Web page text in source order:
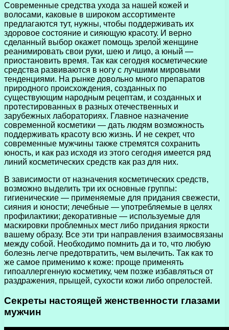
Современные средства ухода за нашей кожей и
волосами, каковые в широком ассортименте
предлагаются тут, нужны, чтобы поддерживать их
здоровое состояние и сияющую красоту. И верно
сделанный выбор окажет помощь зрелой женщине
реанимировать свои руки, шею и лицо, а юный —
приостановить время. Так как сегодня косметические
средства развиваются в ногу с лучшими мировыми
тенденциями. На рынке довольно много препаратов
природного происхождения, созданных по
существующим народным рецептам, и созданных и
протестированных в разных отечественных и
зарубежных лабораториях. Главное назначение
современной косметики — дать людям возможность
поддерживать красоту всю жизнь. И не секрет, что
современные мужчины также стремятся сохранить
юность, и как раз исходя из этого сегодня имеется ряд
линий косметических средств как раз для них.
В зависимости от назначения косметических средств,
возможно выделить три их основные группы:
гигиенические — применяемые для придания свежести,
сияния и юности; лечебные — употребляемые в целях
профилактики; декоративные — используемые для
маскировки проблемных мест либо придания яркости
вашему образу. Все эти три направления взаимосвязаны
между собой. Необходимо помнить да и то, что любую
болезнь легче предотвратить, чем вылечить. Так как то
же самое применимо к коже: проще применять
гипоаллергенную косметику, чем позже избавляться от
раздражения, прыщей, сухости кожи либо опрелостей.
Секреты настоящей женственности глазами
мужчин